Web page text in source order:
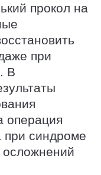
прокол на
при
В
операция
при синдроме